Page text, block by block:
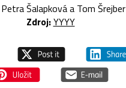
Šalapková a Tom Šrejber
Zdroj:YYYY